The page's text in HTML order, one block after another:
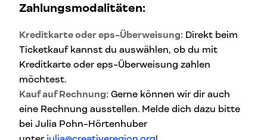
Zahlungsmodalitäten:
Kreditkarte oder eps-Überweisung: Direkt beim
Ticketkauf kannst du auswählen, ob du mit
Kreditkarte oder eps-Überweisung zahlen
möchtest.
Kauf auf Rechnung: Gerne können wir dir auch
eine Rechnung ausstellen. Melde dich dazu bitte
bei Julia Pohn-Hörtenhuber